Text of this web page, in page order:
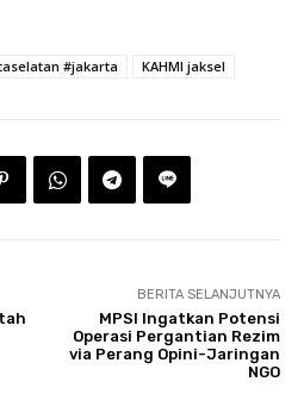
#jakarta KAHMI jaksel
BERITA SELANJUTNYA
MPSI Ingatkan Potensi
Operasi Pergantian Rezim
via Perang Opini-Jaringan
NGO